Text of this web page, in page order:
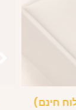
חינם)